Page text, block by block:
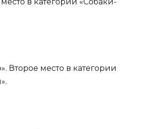
в категории «Собаки-
Второе место в категории